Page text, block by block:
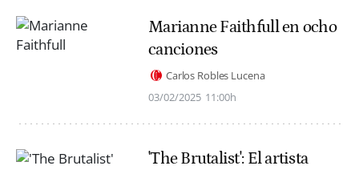
Marianne Faithfull en ocho
canciones
Carlos Robles Lucena
03/02/2025 11:00h
'The Brutalist': El artista